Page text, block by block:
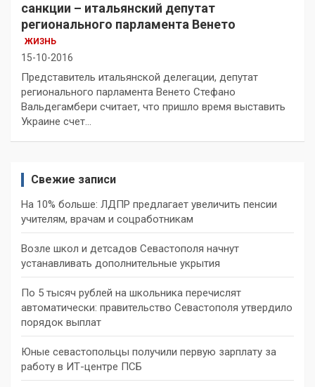
санкции – итальянский депутат
регионального парламента Венето
ЖИЗНЬ
15-10-2016
Представитель итальянской делегации, депутат
регионального парламента Венето Стефано
Вальдегамбери считает, что пришло время выставить
Украине счет…
Свежие записи
На 10% больше: ЛДПР предлагает увеличить пенсии
учителям, врачам и соцработникам
Возле школ и детсадов Севастополя начнут
устанавливать дополнительные укрытия
По 5 тысяч рублей на школьника перечислят
автоматически: правительство Севастополя утвердило
порядок выплат
Юные севастопольцы получили первую зарплату за
работу в ИТ-центре ПСБ